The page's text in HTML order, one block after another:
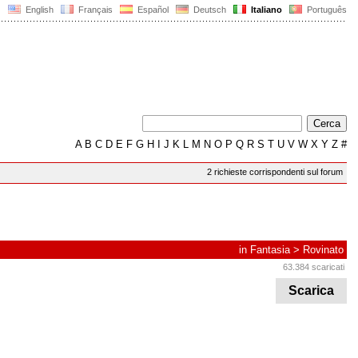
English Français Español Deutsch Italiano Português
AB C D E F G H J K L M N O P Q R S T U V W X Y Z #
2 richieste corrispondenti sul forum
in Fantasia> Rovinato
63.384 scaricati
Scarica